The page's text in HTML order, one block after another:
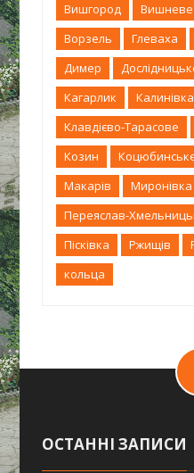
Вишгород
Вишневе
Ворзель
Глеваха
Димер
Кагарлик
Калинівка
Клавдієво-Тарасове
Козин
Макарів
Миронівка
Переяслав-
Пісківка
Ржищів
кольца
ОСТАННІ ЗАПИСИ